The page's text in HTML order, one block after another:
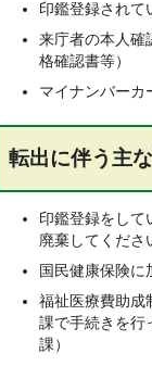
印鑑登録されて
来庁者の本人確
格確認書等）
マイナンバーカ
転出に伴う主
印鑑登録をして
廃棄してくださ
国民健康保険に
福祉医療費助成
課で手続きを行
課）